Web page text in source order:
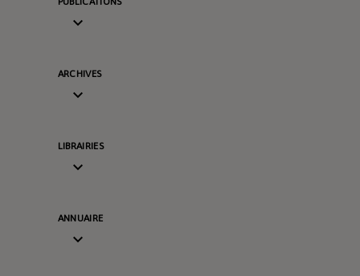

ARCHIVES

LIBRAIRIES

ANNUAIRE
